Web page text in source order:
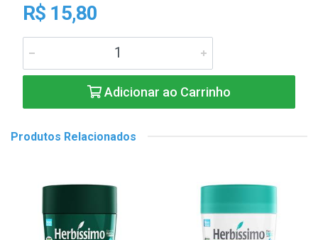
R$ 15,80
Adicionar ao Carrinho
Produtos Relacionados